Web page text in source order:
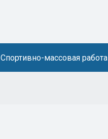
Спортивно-массовая работа